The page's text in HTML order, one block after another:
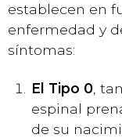
establecen en
enfermedad y
síntomas:
El Tipo 0 ,
espinal
de su